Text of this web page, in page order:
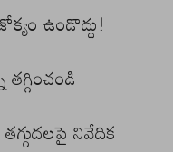
ఉండొద్దు!
తగ్గుదలపై నివేదిక